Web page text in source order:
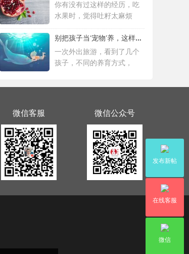
你有没有过这样的经历，吃
水果时，觉得吐籽太麻烦
别把孩子当‘宠物’养，这样会毁掉Ta一生！
一次外出旅游，看到了几个
孩子，不同的养育方式，
发布新帖
在线客服
微信
微信客服 微信公众号